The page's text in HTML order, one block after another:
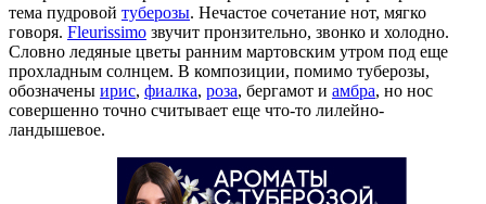
тема пудровой туберозы. Нечастое сочетание нот, мягко
говоря. Fleurissimo звучит пронзительно, звонко и холодно.
Словно ледяные цветы ранним мартовским утром под еще
прохладным солнцем. В композиции, помимо туберозы,
обозначены ирис, фиалка, роза, бергамот и амбра, но нос
совершенно точно считывает еще что-то лилейно-
ландышевое.